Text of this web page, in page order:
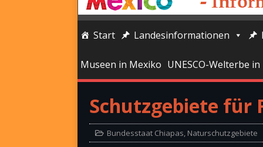
Start Landesinformationen
Museen in Mexiko UNESCO-Welterbe
Schutzgebiete für
Bundesstaat Chiapas, Naturschutzgebiete